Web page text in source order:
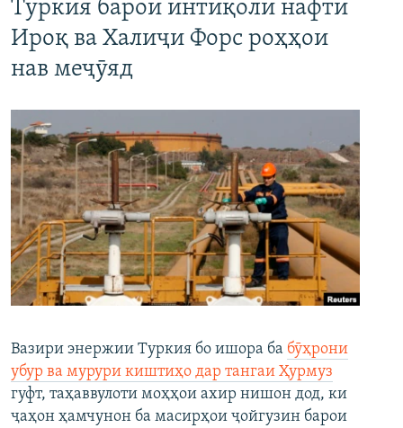
Туркия барои интиқоли нафти
Ироқ ва Халиҷи Форс роҳҳои
нав меҷӯяд
Вазири энержии Туркия бо ишора ба бӯҳрони
убур ва мурури киштиҳо дар тангаи Ҳурмуз
гуфт, таҳаввулоти моҳҳои ахир нишон дод, ки
ҷаҳон ҳамчунон ба масирҳои ҷойгузин барои